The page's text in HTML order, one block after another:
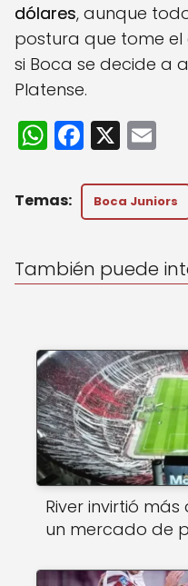
dólares, aunque
postura que tome el
si Boca se decide a
Platense.
W
h
a
A
p
F
a
c
e
o
k
X
ai
l
Boca Juniors
También puede
River invirtió más
un mercado de